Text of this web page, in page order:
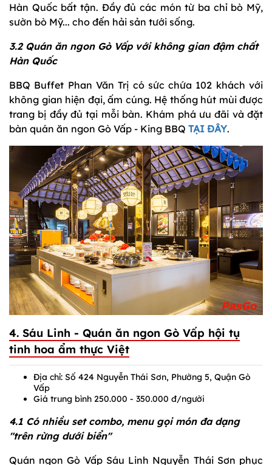
Hàn Quốc bất tận. Đầy đủ các món từ ba chỉ bò Mỹ,
sườn bò Mỹ... cho đến hải sản tưới sống.
3.2 Quán ăn ngon Gò Vấp với không gian đậm chất
Hàn Quốc
BBQ Buffet Phan Văn Trị có sức chứa 102 khách với
không gian hiện đại, ấm cúng. Hệ thống hút mùi được
trang bị đầy đủ tại mỗi bàn. Khám phá ưu đãi và đặt
bàn quán ăn ngon Gò Vấp - King BBQ TẠI ĐÂY.
4. Sáu Linh - Quán ăn ngon Gò Vấp hội tụ
tinh hoa ẩm thực Việt
Địa chỉ: Số 424 Nguyễn Thái Sơn, Phường 5, Quận Gò
Vấp
Giá trung bình 250.000 - 350.000 đ/người
4.1 Có nhiều set combo, menu gọi món đa dạng
"trên rừng dưới biển"
Quán ngon Gò Vấp Sáu Linh Nguyễn Thái Sơn phục